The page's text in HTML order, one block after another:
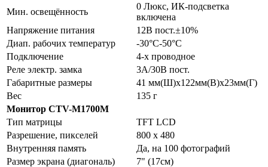
Мин. освещённость
0 Люкс, ИК-подсветка
включена
Напряжение питания
12В пост.±10%
Диап. рабочих температур
-30°C-50°C
Подключение
4-х проводное
Реле электр. замка
3А/30В пост.
Габаритные размеры
41 мм(Ш)х122мм(В)х23мм(Г)
Вес
135 г
Монитор CTV-M1700M
Тип матрицы
TFT LCD
Разрешение, пикселей
800 х 480
Внутренняя память
Да, на 100 фотографий
Размер экрана (диагональ)
7" (17см)